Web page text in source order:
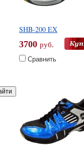
SHB-200 EX
3700 руб.
Сравнить